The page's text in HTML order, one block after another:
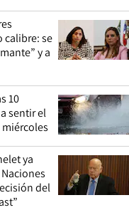
calibre: se
y a
10
sentir el
ya
del